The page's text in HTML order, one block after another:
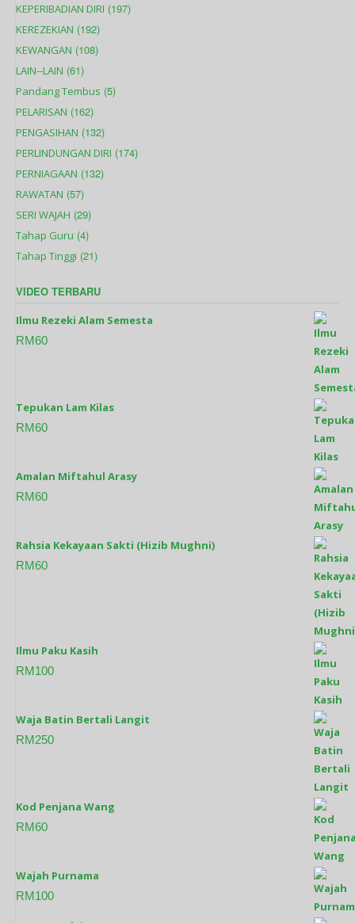
KEPERIBADIAN DIRI (197)
KEREZEKIAN (192)
KEWANGAN (108)
LAIN--LAIN (61)
Pandang Tembus (5)
PELARISAN (162)
PENGASIHAN (132)
PERLINDUNGAN DIRI (174)
PERNIAGAAN (132)
RAWATAN (57)
SERI WAJAH (29)
Tahap Guru (4)
Tahap Tinggi (21)
VIDEO TERBARU
Ilmu Rezeki Alam Semesta
RM60
Tepukan Lam Kilas
RM60
Amalan Miftahul Arasy
RM60
Rahsia Kekayaan Sakti (Hizib Mughni)
RM60
Ilmu Paku Kasih
RM100
Waja Batin Bertali Langit
RM250
Kod Penjana Wang
RM60
Wajah Purnama
RM100